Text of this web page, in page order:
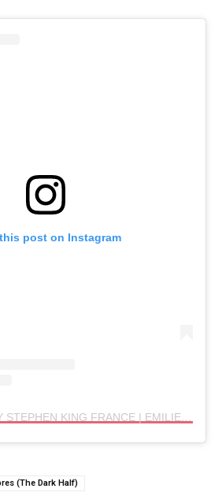
post on Instagram
A POST SHARED BY STEPHEN KING FRANCE | EMILIE (@STEPHENKINGFR)
(The Dark Half)